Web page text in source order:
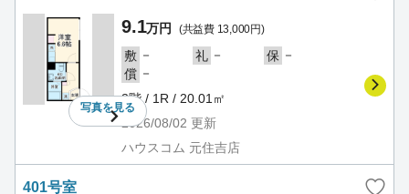
写真を見る
9.1万円 (共益費 13,000円)
敷 － 礼 － 保 －
償 －
3階 / 1R / 20.01㎡
2026/08/02 更新
ハウスコム 元住吉店
401号室